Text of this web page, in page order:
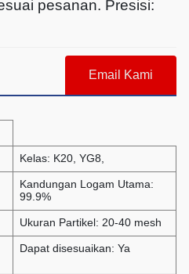
pesanan. Presisi:
Email Kami
Kelas: K20, YG8,
Kandungan Logam Utama:
99.9%
Ukuran Partikel: 20-40 mesh
Dapat disesuaikan: Ya